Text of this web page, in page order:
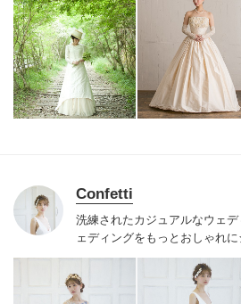
Confetti
洗練されたカジュアルなウェ
ェディングをもっとおしゃれ
スにデザインしています。大好
に。
心だけでなくお財布も喜
特別なひと時を、自分らしく、